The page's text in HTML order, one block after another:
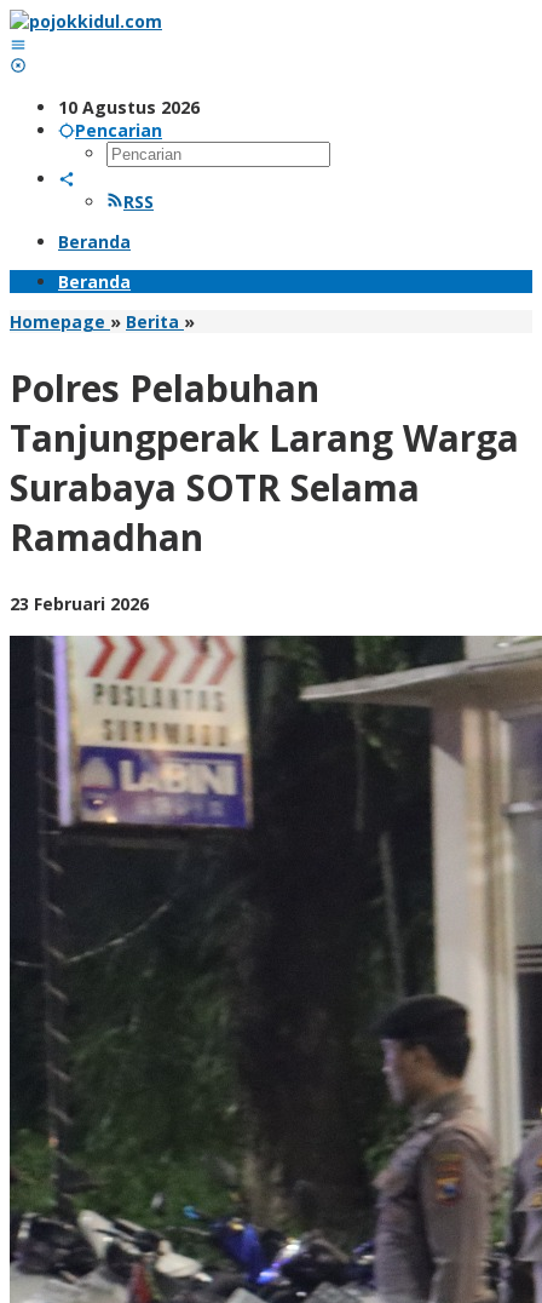
Lewati
ke
konten
10 Agustus 2026
Pencarian
RSS
Beranda
Beranda
Homepage » Berita »Polres
Larang
Surabaya
SOTR
Selama
Ramadhan
Polres Pelabuhan
Tanjungperak Larang Warga
Surabaya SOTR Selama
Ramadhan
23 Februari 2026oleh